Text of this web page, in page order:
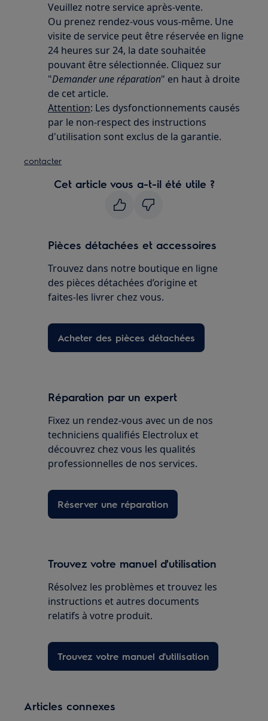
Veuillez notre service après-vente.
Ou prenez rendez-vous vous-même. Une
visite de service peut être réservée en ligne
24 heures sur 24, la date souhaitée
pouvant être sélectionnée. Cliquez sur
"Demander une réparation" en haut à droite
de cet article.
Attention: Les dysfonctionnements causés
par le non-respect des instructions
d'utilisation sont exclus de la garantie.
contacter
Cet article vous a-t-il été utile ?
Pièces détachées et accessoires
Trouvez dans notre boutique en ligne
des pièces détachées d’origine et
faites-les livrer chez vous.
Acheter des pièces détachées
Réparation par un expert
Fixez un rendez-vous avec un de nos
techniciens qualifiés Electrolux et
découvrez chez vous les qualités
professionnelles de nos services.
Réserver une réparation
Trouvez votre manuel d'utilisation
Résolvez les problèmes et trouvez les
instructions et autres documents
relatifs à votre produit.
Trouvez votre manuel d'utilisation
Articles connexes